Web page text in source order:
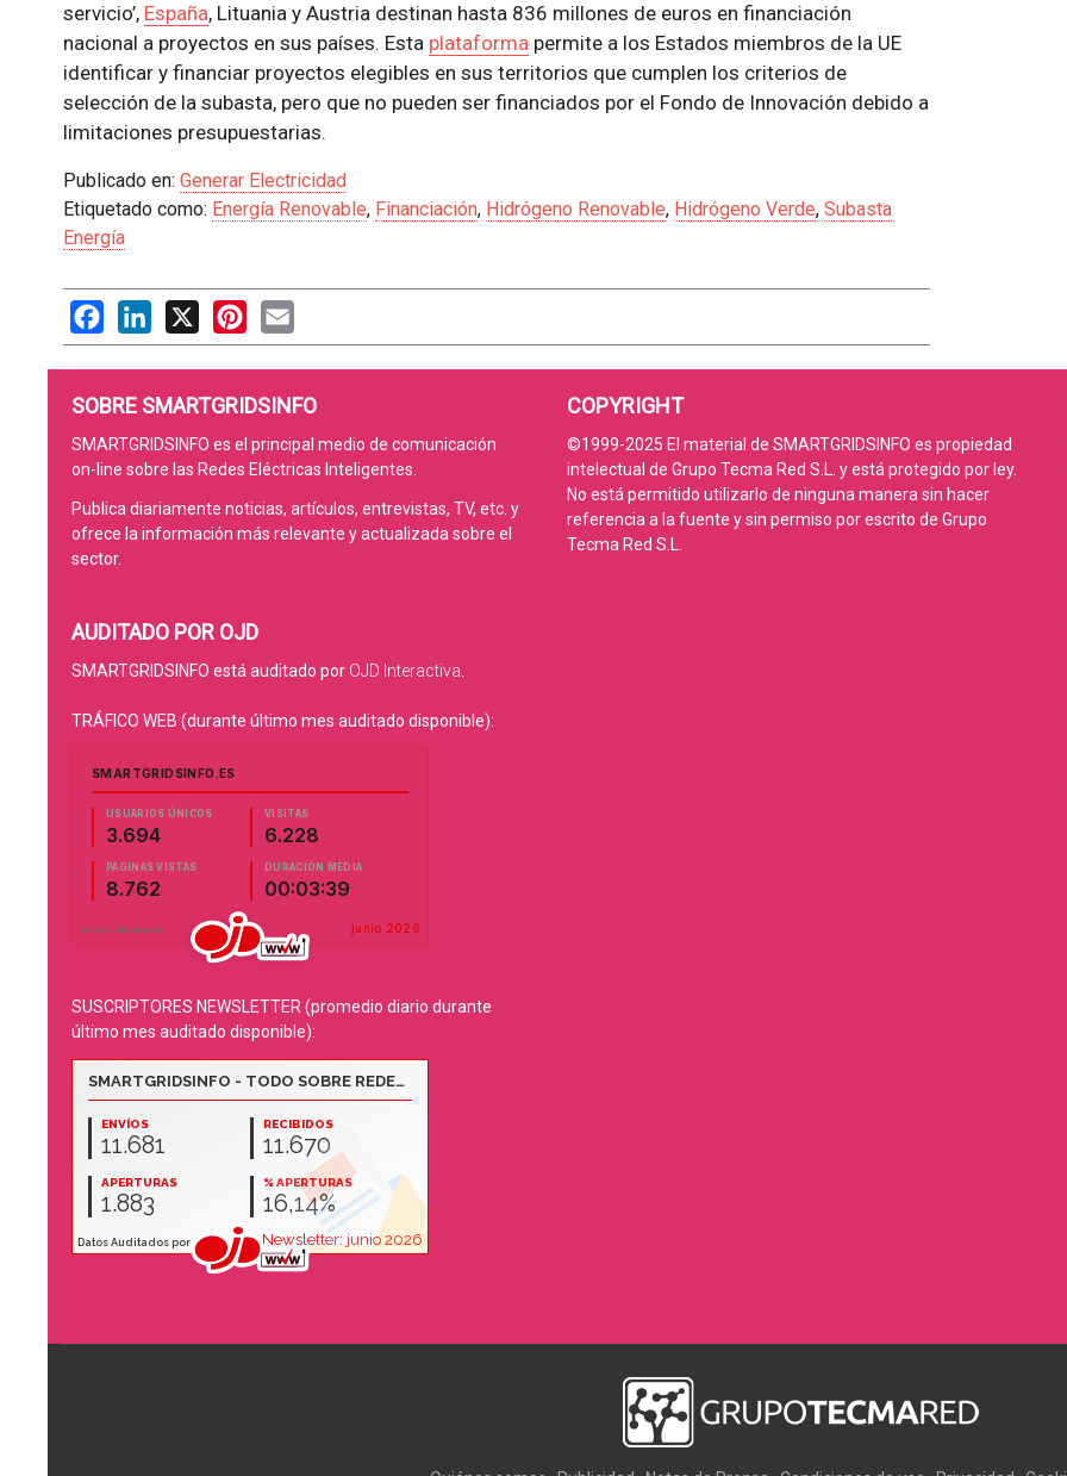
servicio’, España, Lituania y Austria destinan hasta 836 millones de euros en financiación
nacional a proyectos en sus países. Esta plataformapermite a los Estados miembros de la UE
identificar y financiar proyectos elegibles en sus territorios que cumplen los criterios de
selección de la subasta, pero que no pueden ser financiados por el Fondo de Innovación debido a
limitaciones presupuestarias.
Publicado en: Generar Electricidad
Etiquetado como: Energía Renovable, Financiación, Hidrógeno Renovable, Hidrógeno Verde, Subasta
Energía
FacebookLinkedIn
X PinterestEmail
SOBRE SMARTGRIDSINFO
SMARTGRIDSINFO es el principal medio de comunicación
on-line sobre las Redes Eléctricas Inteligentes.
Publica diariamente noticias, artículos, entrevistas, TV, etc. y
ofrece la información más relevante y actualizada sobre el
sector.
AUDITADO POR OJD
SMARTGRIDSINFO está auditado por OJD Interactiva
TRÁFICO WEB (durante último mes auditado disponible):
SUSCRIPTORES NEWSLETTER (promedio diario durante
último mes auditado disponible):
COPYRIGHT
©1999-2025 El material de SMARTGRIDSINFO es propiedad
intelectual de Grupo Tecma Red S.L. y está protegido por ley.
No está permitido utilizarlo de ninguna manera sin hacer
referencia a la fuente y sin permiso por escrito de Grupo
Tecma Red S.L.